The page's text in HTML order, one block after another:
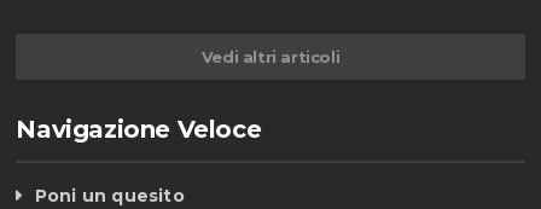
Vedi altri articoli
Navigazione Veloce
Poni un quesito